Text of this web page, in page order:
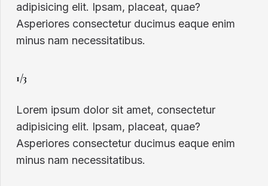
adipisicing elit. Ipsam, placeat, quae?
Asperiores consectetur ducimus eaque enim
minus nam necessitatibus.
1/3
Lorem ipsum dolor sit amet, consectetur
adipisicing elit. Ipsam, placeat, quae?
Asperiores consectetur ducimus eaque enim
minus nam necessitatibus.